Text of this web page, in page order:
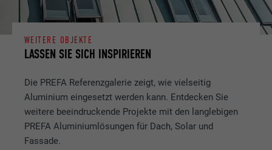
LASSEN SIE SICH INSPIRIEREN
WEITERE OBJEKTE
Die PREFA Referenzgalerie zeigt, wie vielseitig
Aluminium eingesetzt werden kann. Entdecken Sie
weitere beeindruckende Projekte mit den langlebigen
PREFA Aluminiumlösungen für Dach, Solar und
Fassade.